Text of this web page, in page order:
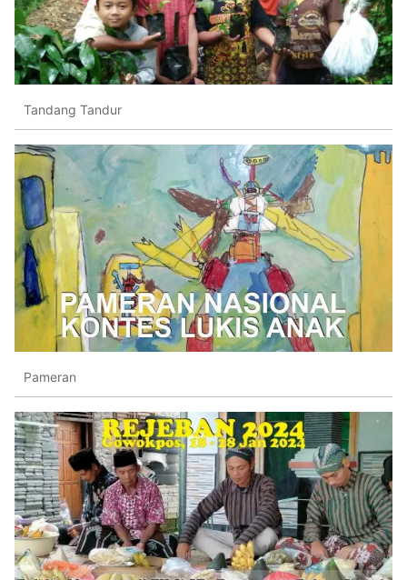
Tandang Tandur
Pameran